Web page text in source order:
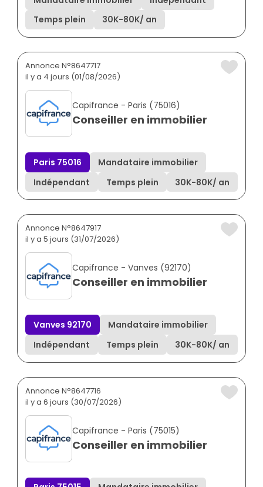
Temps plein
30K-80K/ an
Annonce N°8647717
il y a 4 jours (01/08/2026)
Capifrance - Paris (75016)
Conseiller en immobilier
Paris 75016
Mandataire immobilier
Indépendant
Temps plein 30K-80K/ an
Annonce N°8647917
il y a 5 jours (31/07/2026)
Capifrance - Vanves (92170)
Conseiller en immobilier
Vanves 92170
Mandataire immobilier
Indépendant
Temps plein 30K-80K/ an
Annonce N°8647716
il y a 6 jours (30/07/2026)
Capifrance - Paris (75015)
Conseiller en immobilier